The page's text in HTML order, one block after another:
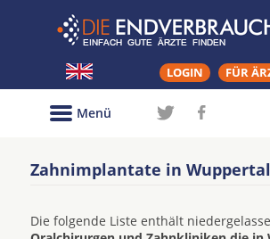
LOGIN FÜR
Menü
Zahnimplantate in
Die folgende Liste enthält